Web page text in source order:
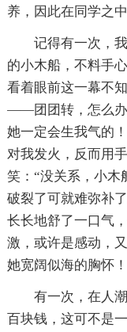
养，因此在同学之
记得有一次，
的小木船，不料手
看着眼前这一幕不
——团团转，怎么办
她一定会生我气的
对我发火，反而用
笑：“没关系，小木
破裂了可就难弥补
长长地舒了一口气
激，或许是感动，
她宽阔似海的胸怀！
有一次，在人
百块钱，这可不是